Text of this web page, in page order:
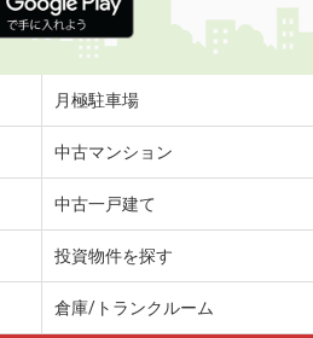
月極駐車場
中古マンション
中古一戸建て
投資物件を探す
倉庫/トランクルーム